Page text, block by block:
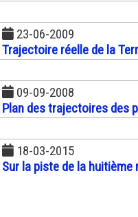
23-06-2009
Trajectoire réelle de la
09-09-2008
Plan des trajectoires des
18-03-2015
Sur la piste de la